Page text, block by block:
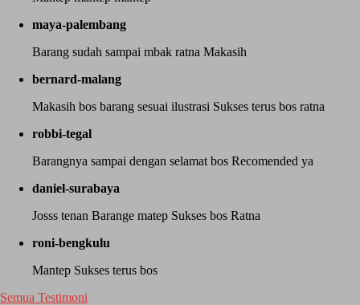
maya-palembang
Barang sudah sampai mbak ratna Makasih
bernard-malang
Makasih bos barang sesuai ilustrasi Sukses terus bos ratna
robbi-tegal
Barangnya sampai dengan selamat bos Recomended ya
daniel-surabaya
Josss tenan Barange matep Sukses bos Ratna
roni-bengkulu
Mantep Sukses terus bos
Semua Testimoni